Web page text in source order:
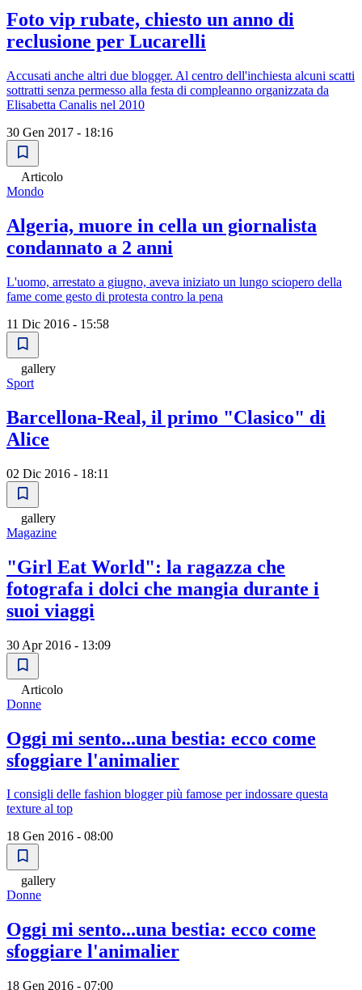
Foto vip rubate, chiesto un anno di
reclusione per Lucarelli
Accusati anche altri due blogger. Al centro dell'inchiesta alcuni scatti
sottratti senza permesso alla festa di compleanno organizzata da
Elisabetta Canalis nel 2010
30 Gen 2017 - 18:16
Articolo
Mondo
Algeria, muore in cella un giornalista
condannato a 2 anni
L'uomo, arrestato a giugno, aveva iniziato un lungo sciopero della
fame come gesto di protesta contro la pena
11 Dic 2016 - 15:58
gallery
Sport
Barcellona-Real, il primo "Clasico" di
Alice
02 Dic 2016 - 18:11
gallery
Magazine
"Girl Eat World": la ragazza che
fotografa i dolci che mangia durante i
suoi viaggi
30 Apr 2016 - 13:09
Articolo
Donne
Oggi mi sento...una bestia: ecco come
sfoggiare l'animalier
I consigli delle fashion blogger più famose per indossare questa
texture al top
18 Gen 2016 - 08:00
gallery
Donne
Oggi mi sento...una bestia: ecco come
sfoggiare l'animalier
18 Gen 2016 - 07:00